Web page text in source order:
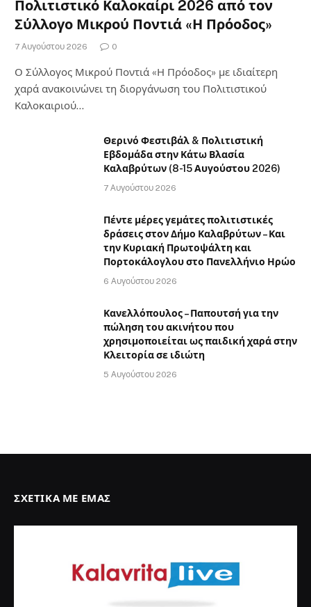
Πολιτιστικό Καλοκαίρι 2026 από τον
Σύλλογο Μικρού Ποντιά «Η Πρόοδος»
7 Αυγούστου 2026 0
Ο Σύλλογος Μικρού Ποντιά «Η Πρόοδος» με ιδιαίτερη
χαρά ανακοινώνει τη διοργάνωση του Πολιτιστικού
Καλοκαιριού…
Θερινό Φεστιβάλ & Πολιτιστική
Εβδομάδα στην Κάτω Βλασία
Καλαβρύτων (8-15 Αυγούστου 2026)
7 Αυγούστου 2026
Πέντε μέρες γεμάτες πολιτιστικές
δράσεις στον Δήμο Καλαβρύτων – Και
την Κυριακή Πρωτοψάλτη και
Πορτοκάλογλου στο Πανελλήνιο Ηρώο
6 Αυγούστου 2026
Κανελλόπουλος – Παπουτσή για την
πώληση του ακινήτου που
χρησιμοποιείται ως παιδική χαρά στην
Κλειτορία σε ιδιώτη
5 Αυγούστου 2026
ΣΧΕΤΙΚΆ ΜΕ ΕΜΆΣ